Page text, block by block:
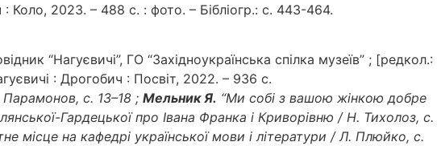
Коло, 2023. – 488 с. : фото. – Бібліогр.: с. 443-464.
“Нагуєвичі”, ГО “Західноукраїнська спілка музеїв” ; [редкол.:
: Дрогобич : Посвіт, 2022. – 936 с.
с. 13–18 ; Мельник Я. “Ми собі з вашою жінкою добре
Гардецької про Івана Франка і Криворівню / Н. Тихолоз, с.
місце на кафедрі української мови і літератури / Л. Плюйко, с.